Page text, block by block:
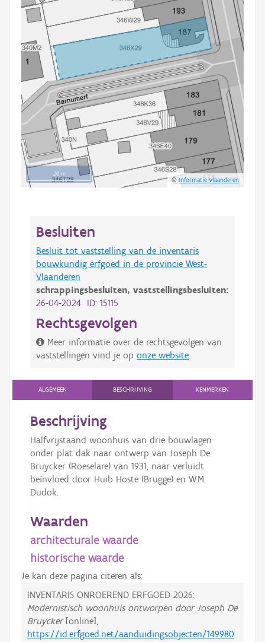
20 m
©Informatie Vlaanderen
Besluiten
Besluit tot vaststelling van de inventaris
bouwkundig erfgoed in de provincie West-
Vlaanderen
schrappingsbesluiten, vaststellingsbesluiten:
26-04-2024 ID: 15115
Rechtsgevolgen
Meer informatie over de rechtsgevolgen van
vaststellingen vind je op onze website
ALGEMEEN BESCHRIJVING KENMERKEN
Beschrijving
Halfvrijstaand woonhuis van drie bouwlagen
onder plat dak naar ontwerp van Joseph De
Bruycker (Roeselare) van 1931, naar verluidt
beïnvloed door Huib Hoste (Brugge) en W.M.
Dudok.
Waarden
architecturale waarde
historische waarde
Je kan deze pagina citeren als:
INVENTARIS ONROEREND ERFGOED 2026:
Modernistisch woonhuis ontworpen door Joseph De
Bruycker[online],
https://id.erfgoed.net/aanduidingsobjecten/149980